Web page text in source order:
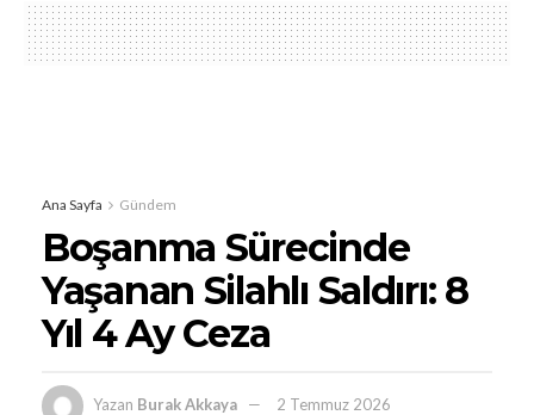
Ana Sayfa Gündem
Boşanma Sürecinde
Yaşanan Silahlı Saldırı: 8
Yıl 4 Ay Ceza
Yazan Burak Akkaya
2 Temmuz 2026